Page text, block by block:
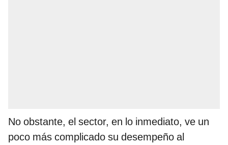
No obstante, el sector, en lo inmediato, ve un
poco más complicado su desempeño al